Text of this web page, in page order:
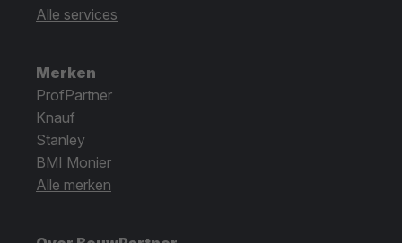
Alle services
Merken
ProfPartner
Knauf
Stanley
BMI Monier
Alle merken